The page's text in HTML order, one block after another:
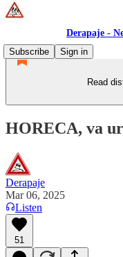
Derapaje -
Subscribe
Sign in
Read
HORECA, va
Derapaje
Mar 06, 2025
Listen
51